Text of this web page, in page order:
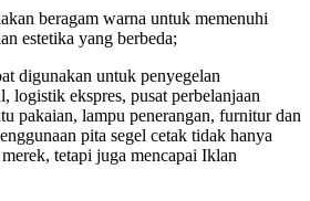
beragam warna untuk memenuhi
estetika yang berbeda;
digunakan untuk penyegelan
logistik ekspres, pusat perbelanjaan
pakaian, lampu penerangan, furnitur dan
pita segel cetak tidak hanya
tetapi juga mencapai Iklan